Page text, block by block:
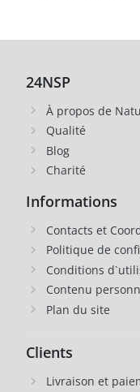
24NSP
À propos de
Qualité
Blog
Charité
Informations
Contacts et
Politique de
Conditions
Contenu
Plan du site
Clients
Livraison et